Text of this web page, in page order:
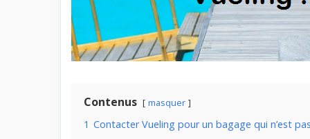
Contenus masquer
1 Contacter Vueling pour un bagage qui n’est